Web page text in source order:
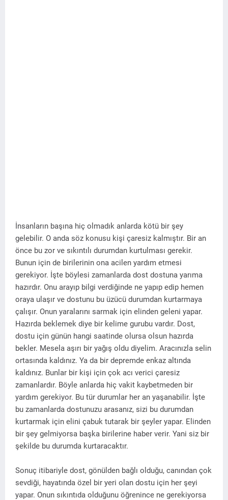
İnsanların başına hiç olmadık anlarda kötü bir şey
gelebilir. O anda söz konusu kişi çaresiz kalmıştır. Bir an
önce bu zor ve sıkıntılı durumdan kurtulması gerekir.
Bunun için de birilerinin ona acilen yardım etmesi
gerekiyor. İşte böylesi zamanlarda dost dostuna yarıma
hazırdır. Onu arayıp bilgi verdiğinde ne yapıp edip hemen
oraya ulaşır ve dostunu bu üzücü durumdan kurtarmaya
çalışır. Onun yaralarını sarmak için elinden geleni yapar.
Hazırda beklemek diye bir kelime gurubu vardır. Dost,
dostu için günün hangi saatinde olursa olsun hazırda
bekler. Mesela aşırı bir yağış oldu diyelim. Aracınızla selin
ortasında kaldınız. Ya da bir depremde enkaz altında
kaldınız. Bunlar bir kişi için çok acı verici çaresiz
zamanlardır. Böyle anlarda hiç vakit kaybetmeden bir
yardım gerekiyor. Bu tür durumlar her an yaşanabilir. İşte
bu zamanlarda dostunuzu arasanız, sizi bu durumdan
kurtarmak için elini çabuk tutarak bir şeyler yapar. Elinden
bir şey gelmiyorsa başka birilerine haber verir. Yani siz bir
şekilde bu durumda kurtaracaktır.
Sonuç itibariyle dost, gönülden bağlı olduğu, canından çok
sevdiği, hayatında özel bir yeri olan dostu için her şeyi
yapar. Onun sıkıntıda olduğunu öğrenince ne gerekiyorsa